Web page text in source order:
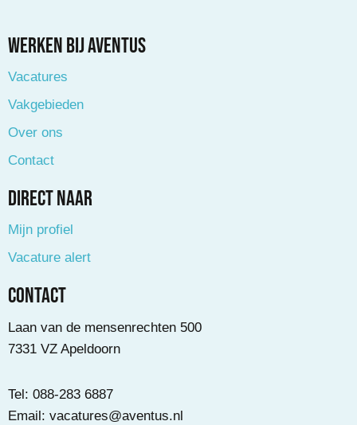
Werken bij Aventus
Vacatures
Vakgebieden
Over ons
Contact
Direct naar
Mijn profiel
Vacature alert
Contact
Laan van de mensenrechten 500
7331 VZ Apeldoorn
Tel: 088-283 6887
Email: vacatures@aventus.nl